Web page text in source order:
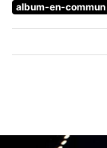
album-en-commun